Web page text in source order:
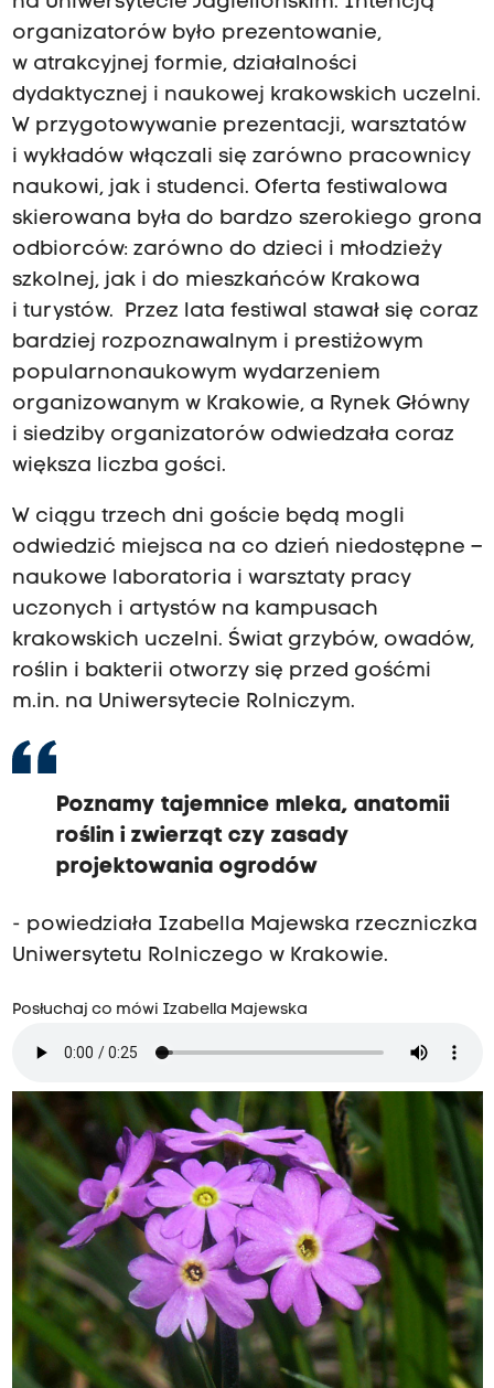
organizatorów było prezentowanie,
w atrakcyjnej formie, działalności
dydaktycznej i naukowej krakowskich uczelni.
W przygotowywanie prezentacji, warsztatów
i wykładów włączali się zarówno pracownicy
naukowi, jak i studenci. Oferta festiwalowa
skierowana była do bardzo szerokiego grona
odbiorców: zarówno do dzieci i młodzieży
szkolnej, jak i do mieszkańców Krakowa
i turystów. Przez lata festiwal stawał się coraz
bardziej rozpoznawalnym i prestiżowym
popularnonaukowym wydarzeniem
organizowanym w Krakowie, a Rynek Główny
i siedziby organizatorów odwiedzała coraz
większa liczba gości.
W ciągu trzech dni goście będą mogli
odwiedzić miejsca na co dzień niedostępne –
naukowe laboratoria i warsztaty pracy
uczonych i artystów na kampusach
krakowskich uczelni. Świat grzybów, owadów,
roślin i bakterii otworzy się przed gośćmi
m.in. na Uniwersytecie Rolniczym.
Poznamy tajemnice mleka, anatomii
roślin i zwierząt czy zasady
projektowania ogrodów
- powiedziała Izabella Majewska rzeczniczka
Uniwersytetu Rolniczego w Krakowie.
Posłuchaj co mówi Izabella Majewska